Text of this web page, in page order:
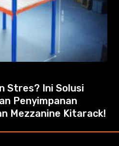
Stres? Ini Solusi
Penyimpanan
Mezzanine Kitarack!